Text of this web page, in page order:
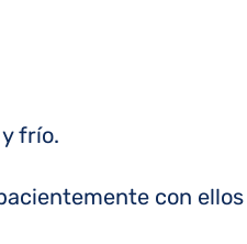
frío.
con